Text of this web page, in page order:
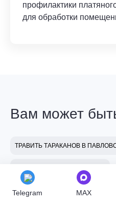
профилактики
для обработки
Вам может
ТРАВИТЬ ТАРАКАНОВ В
ОБРАБОТКА ОТ МУРАВЬЕВ В
Telegram MAX